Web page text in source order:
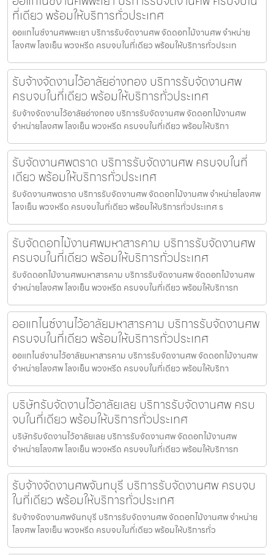
ที่เดียว พร้อมให้บริการทั่วประเทศ
ออแกไนซ์งานศพพะเยา บริการรับจัดงานศพ จัดดอกไม้งานศพ จำหน่าย
โลงศพ โลงเย็น พวงหรีด ครบจบในที่เดียว พร้อมให้บริการทั่วประเท
รับจ้างจัดงานไว้อาลัยอ่างทอง บริการรับจัดงานศพ
ครบจบในที่เดียว พร้อมให้บริการทั่วประเทศ
รับจ้างจัดงานไว้อาลัยอ่างทอง บริการรับจัดงานศพ จัดดอกไม้งานศพ
จำหน่ายโลงศพ โลงเย็น พวงหรีด ครบจบในที่เดียว พร้อมให้บริกา
รับจัดงานศพตราด บริการรับจัดงานศพ ครบจบในที่
เดียว พร้อมให้บริการทั่วประเทศ
รับจัดงานศพตราด บริการรับจัดงานศพ จัดดอกไม้งานศพ จำหน่ายโลงศพ
โลงเย็น พวงหรีด ครบจบในที่เดียว พร้อมให้บริการทั่วประเทศ ร
รับจัดดอกไม้งานศพมหาสารคาม บริการรับจัดงานศพ
ครบจบในที่เดียว พร้อมให้บริการทั่วประเทศ
รับจัดดอกไม้งานศพมหาสารคาม บริการรับจัดงานศพ จัดดอกไม้งานศพ
จำหน่ายโลงศพ โลงเย็น พวงหรีด ครบจบในที่เดียว พร้อมให้บริการท
ออแกไนซ์งานไว้อาลัยมหาสารคาม บริการรับจัดงานศพ
ครบจบในที่เดียว พร้อมให้บริการทั่วประเทศ
ออแกไนซ์งานไว้อาลัยมหาสารคาม บริการรับจัดงานศพ จัดดอกไม้งานศพ
จำหน่ายโลงศพ โลงเย็น พวงหรีด ครบจบในที่เดียว พร้อมให้บริกา
บริษัทรับจัดงานไว้อาลัยเลย บริการรับจัดงานศพ ครบ
จบในที่เดียว พร้อมให้บริการทั่วประเทศ
บริษัทรับจัดงานไว้อาลัยเลย บริการรับจัดงานศพ จัดดอกไม้งานศพ
จำหน่ายโลงศพ โลงเย็น พวงหรีด ครบจบในที่เดียว พร้อมให้บริการท
รับจ้างจัดงานศพจันทบุรี บริการรับจัดงานศพ ครบจบ
ในที่เดียว พร้อมให้บริการทั่วประเทศ
รับจ้างจัดงานศพจันทบุรี บริการรับจัดงานศพ จัดดอกไม้งานศพ จำหน่าย
โลงศพ โลงเย็น พวงหรีด ครบจบในที่เดียว พร้อมให้บริการทั่ว